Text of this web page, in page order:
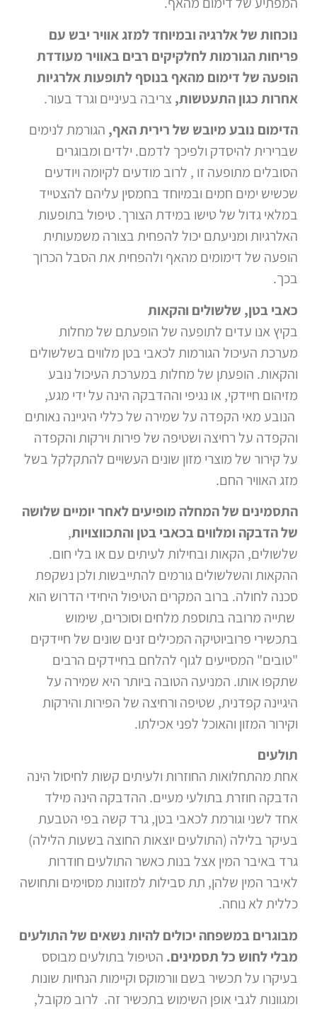
נוכחות של אלרגיה ובמיוחד למזג אוויר יבש עם
פריחות הגורמות לחלקיקים רבים באוויר מעודדת
הופעה של דימום מהאף בנוסף לתופעות אלרגיות
אחרות כגון התעטשות, צריבה בעיניים וגרד בעור.
הדימום נובע מיובש של רירית האף, הגורמת לנימים
שברירית להיסדק ולפיכך לדמם. ילדים ומבוגרים
הסובלים מתופעה זו , לרוב מודעים לקיומה ויודעים
שכשיש ימים חמים ובמיוחד בחמסין עליהם להצטייד
במלאי גדול של טישו במידת הצורך. טיפול בתופעות
האלרגיות ומניעתם יכול להפחית בצורה משמעותית
הופעה של דימומים מהאף ולהפחית את הסבל הכרוך
בכך.
כאבי בטן, שלשולים והקאות
בקיץ אנו עדים לתופעה של הופעתם של מחלות
מערכת העיכול הגורמות לכאבי בטן מלווים בשלשולים
והקאות. הופעתן של מחלות במערכת העיכול נובע
מזיהום חיידקי, או נגיפי וההדבקה הינה על ידי מגע,
הנובע מאי הקפדה על שמירה של כללי היגיינה נאותים
והקפדה על רחיצה ושטיפה של פירות וירקות והקפדה
על קירור של מוצרי מזון שונים העשויים להתקלקל בשל
מזג האוויר החם.
התסמינים של המחלה מופיעים לאחר יומיים שלושה
של הדבקה ומלווים בכאבי בטן והתכווצויות,
שלשולים, הקאות ובחילות לעיתים עם או בלי חום.
ההקאות והשלשולים גורמים להתייבשות ולכן נשקפת
סכנה לחולה. ברוב המקרים הטיפול היחידי הדרוש הוא
שתייה מרובה בתוספת מלחים וסוכרים, שימוש
בתכשירי פרוביוטיקה המכילים זנים שונים של חיידקים
"טובים" המסייעים לגוף להלחם בחיידקים הרבים
שתקפו אותו. המניעה הטובה ביותר היא שמירה על
היגיינה קפדנית, שטיפה ורחיצה של הפירות והירקות
וקירור המזון והאוכל לפני אכילתו.
תולעים
אחת מהתחלואות החוזרות ולעיתים קשות לחיסול הינה
הדבקה חוזרת בתולעי מעיים. ההדבקה הינה מילד
אחד לשני וגורמת לכאבי בטן, גרד קשה בפי הטבעת
בעיקר בלילה (התולעים יוצאות החוצה בשעות הלילה)
גרד באיבר המין אצל בנות כאשר התולעים חודרות
לאיבר המין שלהן, תת סבילות למזונות מסוימים ותחושה
כללית לא נוחה.
מבוגרים במשפחה יכולים להיות נשאים של התולעים
מבלי לחוש כל תסמינים. הטיפול בתולעים מבוסס
בעיקרו על תכשיר בשם וורמוקס וקיימות הנחיות שונות
ומגוונות לגבי אופן השימוש בתכשיר זה. לרוב מקובל,